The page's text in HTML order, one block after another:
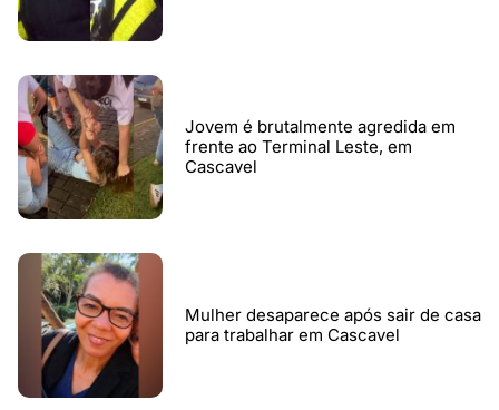
Jovem é brutalmente agredida em
frente ao Terminal Leste, em
Cascavel
Mulher desaparece após sair de casa
para trabalhar em Cascavel